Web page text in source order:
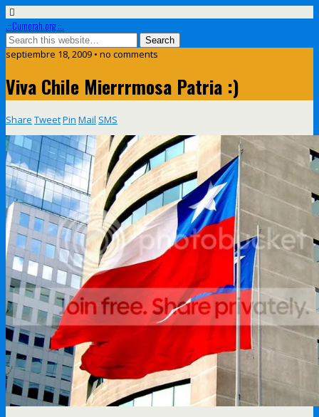
.::Cumorah.org ::.
septiembre 18, 2009 • no comments
Viva Chile Mierrrmosa Patria :)
Share TweetPin Mail SMS